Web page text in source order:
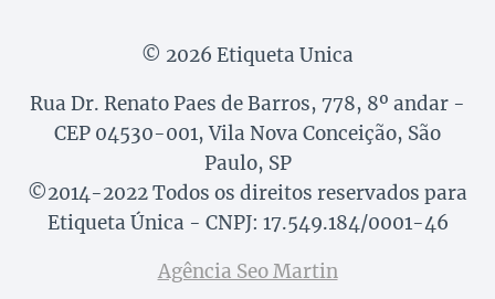
© 2026 Etiqueta Unica
Rua Dr. Renato Paes de Barros, 778, 8º andar -
CEP 04530-001, Vila Nova Conceição, São
Paulo, SP
©2014-2022 Todos os direitos reservados para
Etiqueta Única - CNPJ: 17.549.184/0001-46
Agência Seo Martin